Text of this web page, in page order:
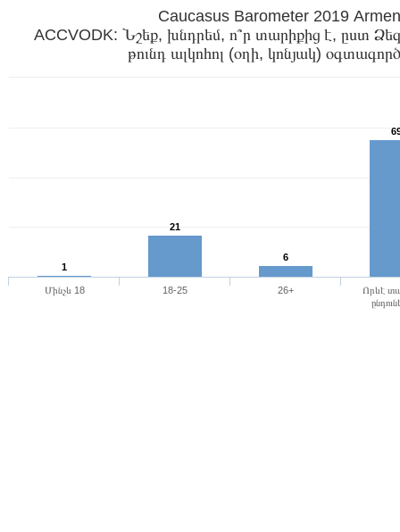
Caucasus Barometer
ACCVODK: Նշեք, խնդրեմ, ո՞ր տարիքից է, ըստ Ձեզ,
1
21
6
Մինչև 18 18-25 26+
Որևէ